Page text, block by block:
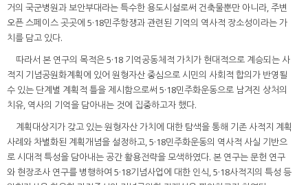
거의 국군병원과 보안부대라는 특수한 용도시설로써 건축물뿐만 아니라, 주변
오픈 스페이스 곳곳에 5·18민주항쟁과 관련된 기억의 역사적 장소성이라는 가
치를 담고 있다.
따라서 본 연구의 목적은 5·18 기억공동체적 가치가 현대적으로 계승되는 사
적지 기념공원화계획에 있어 원형자산 중심으로 시민의 사회적 합의가 반영될
수 있는 단계별 계획적 틀을 제시함으로써 5·18민주화운동으로 남겨진 상처의
치유, 역사의 기억을 담아내는 것에 집중하고자 했다.
계획대상지가 갖고 있는 원형자산 가치에 대한 탐색을 통해 기존 사적지 계획
사례와 차별화된 계획개념을 설정하고, 5·18민주화운동의 역사적 사실 기반으
로 시대적 특성을 담아내는 공간 활용전략을 모색하였다. 본 연구는 문헌 연구
와 현장조사 연구를 병행하여 5·18기념사업에 대한 인식, 5·18사적지의 특성 등